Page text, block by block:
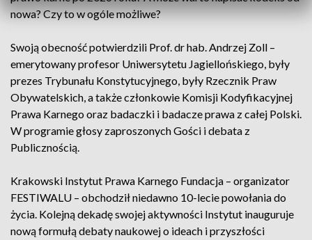
nowa? Czy to w ogóle możliwe?
Swoją obecność potwierdzili Prof. dr hab. Andrzej Zoll –
emerytowany profesor Uniwersytetu Jagiellońskiego, były
prezes Trybunału Konstytucyjnego, były Rzecznik Praw
Obywatelskich, a także członkowie Komisji Kodyfikacyjnej
Prawa Karnego oraz badaczki i badacze prawa z całej Polski.
W programie głosy zaproszonych Gości i debata z
Publicznością.
Krakowski Instytut Prawa Karnego Fundacja – organizator
FESTIWALU – obchodził niedawno 10-lecie powołania do
życia. Kolejną dekadę swojej aktywności Instytut inauguruje
nową formułą debaty naukowej o ideach i przyszłości